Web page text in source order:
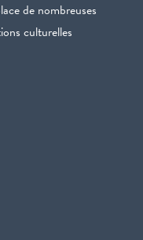
de nombreuses
culturelles